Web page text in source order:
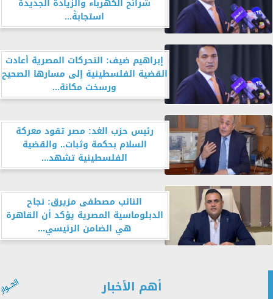
شرائح الكهرباء والزيادة الجديدة
استجابةً...
إبراهيم ضيف: التحركات المصرية أعادت
القضية الفلسطينية إلى مسارها الصحيح
ورسخت مكانة...
رئيس حزب الغد: مصر تقود معركة
السلام بحكمة وثبات.. والقضية
الفلسطينية تشهد...
النائب مصطفى مزيرق: نجاح
الدبلوماسية المصرية يؤكد أن القاهرة
هي الضامن الرئيسي...
أهم الأخبار